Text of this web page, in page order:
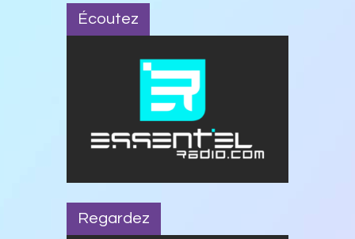
Écoutez
Regardez